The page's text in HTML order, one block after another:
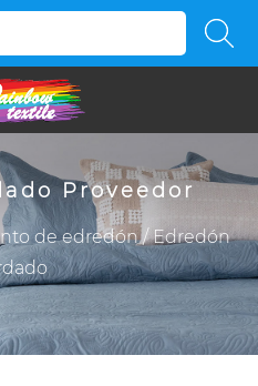
Proveedor
de edredón/Edredón